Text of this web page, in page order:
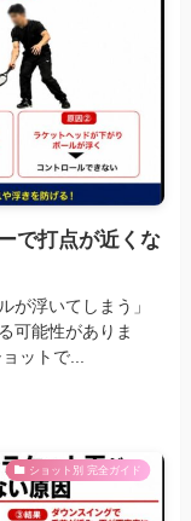
で打点が近くな
が浮いてしまう」
可能性がありま
ットで...
ショット別 完全ガイド